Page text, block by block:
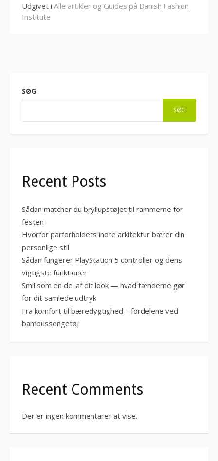
Udgivet i Alle artikler og Guides på Danish Fashion
Institute
SØG
SØG
Recent Posts
Sådan matcher du bryllupstøjet til rammerne for
festen
Hvorfor parforholdets indre arkitektur bærer din
personlige stil
Sådan fungerer PlayStation 5 controller og dens
vigtigste funktioner
Smil som en del af dit look — hvad tænderne gør
for dit samlede udtryk
Fra komfort til bæredygtighed – fordelene ved
bambussengetøj
Recent Comments
Der er ingen kommentarer at vise.